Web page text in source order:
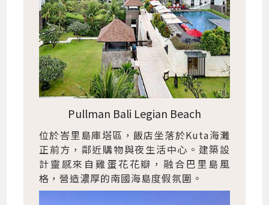
Pullman Bali Legian Beach
位於峇里島庫塔區，飯店坐落於Kuta海灘
正前方，鄰近購物與夜生活中心。建築設
計靈感來自雞蛋花花瓣，融合巴里島風
格，營造濃厚的南國海島度假氛圍。